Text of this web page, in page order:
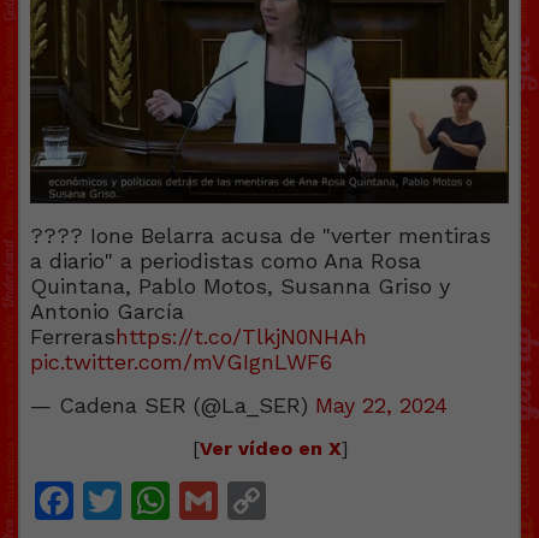
???? Ione Belarra acusa de "verter mentiras
a diario" a periodistas como Ana Rosa
Quintana, Pablo Motos, Susanna Griso y
Antonio García
Ferrerashttps://t.co/TlkjN0NHAh
pic.twitter.com/mVGIgnLWF6
— Cadena SER (@La_SER) May 22, 2024
[Ver vídeo en X]
Facebook
Twitter
WhatsApp
Gmail